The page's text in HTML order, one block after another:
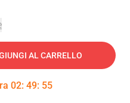
AL CARRELLO
02: 49: 54